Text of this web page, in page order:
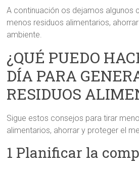
A continuación os dejamos algunos
menos residuos alimentarios,
ambiente.
¿QUÉ PUEDO
DÍA PARA
RESIDUOS
Sigue estos consejos para tirar
alimentarios, ahorrar y proteger el
1 Planificar la